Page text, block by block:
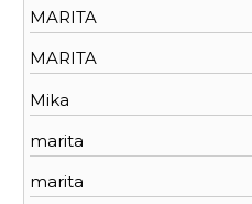
MARITA
MARITA
Mika
marita
marita